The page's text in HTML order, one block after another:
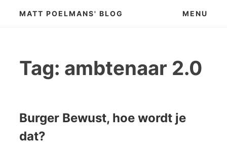
MATT POELMANS' BLOG MENU
Tag: ambtenaar 2.0
Burger Bewust, hoe wordt je
dat?